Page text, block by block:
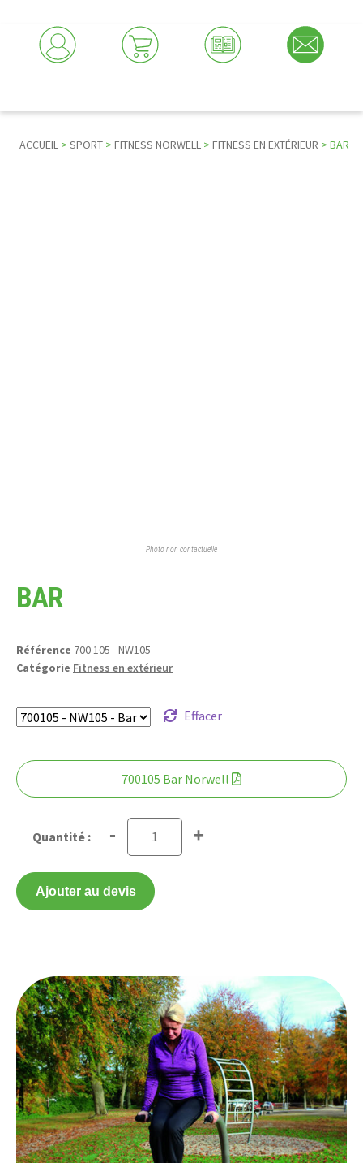
ACCUEIL >SPORT >FITNESS NORWELL >FITNESS EN EXTÉRIEUR > BAR
Photo non contactuelle
BAR
Référence 700 105 - NW105
Catégorie Fitness en extérieur
Effacer
700105 Bar Norwell
- +
Ajouter au devis